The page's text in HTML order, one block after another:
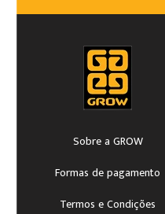
Sobre a GROW
Formas de pagamento
Termos e Condições